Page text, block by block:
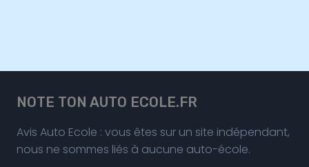
NOTE TON AUTO ECOLE.FR
Avis Auto Ecole : vous êtes sur un site indépendant,
nous ne sommes liés à aucune auto-école.